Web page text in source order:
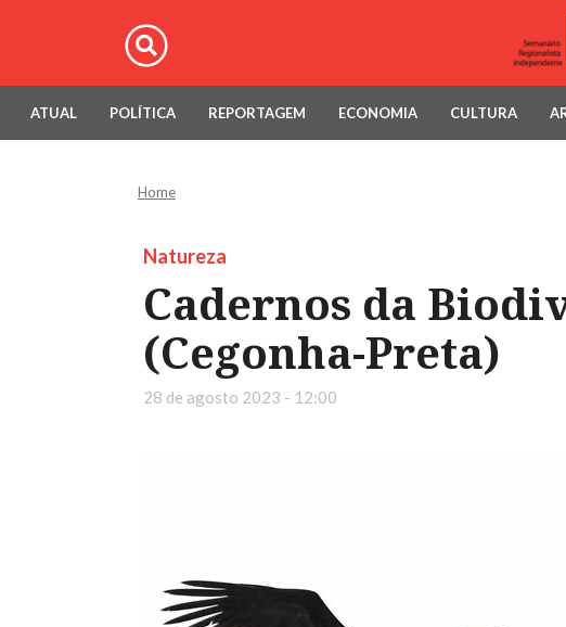
ATUAL POLÍTICA REPORTAGEM ECONOMIA CULTURA
Home
Natureza
Cadernos da
(Cegonha-Preta)
28 de agosto 2023 - 12:00